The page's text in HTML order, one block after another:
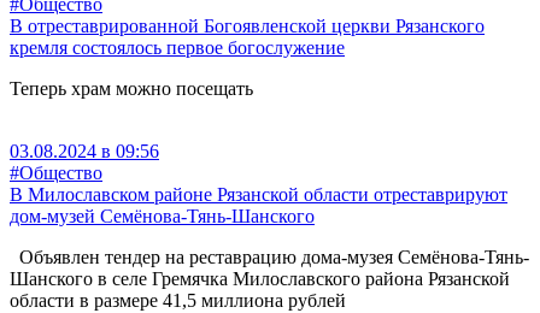
#Общество
В отреставрированной Богоявленской церкви Рязанского
кремля состоялось первое богослужение
Теперь храм можно посещать
03.08.2024 в 09:56
#Общество
В Милославском районе Рязанской области отреставрируют
дом-музей Семёнова-Тянь-Шанского
Объявлен тендер на реставрацию дома-музея Семёнова-Тянь-
Шанского в селе Гремячка Милославского района Рязанской
области в размере 41,5 миллиона рублей